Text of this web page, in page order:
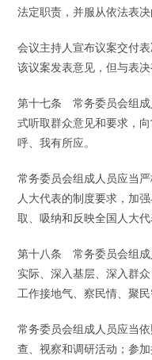
法定职责，并服从依法表决
会议主持人宣布议案交付
该议案发表意见，但与表决
第十七条 常务委员会组成
式听取群众意见和要求，
呼、我有所应。
常务委员会组成人员应当
人大代表的制度要求，加
取、吸纳和反映全国人大代
第十八条 常务委员会组成
实际、深入基层、深入群
工作接地气、察民情、聚民
常务委员会组成人员应当
查、视察和调研活动；参